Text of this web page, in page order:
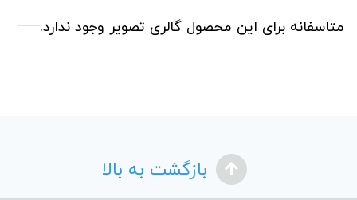
متاسفانه برای این محصول گالری تصویر وجود ندارد.
بازگشت به بالا